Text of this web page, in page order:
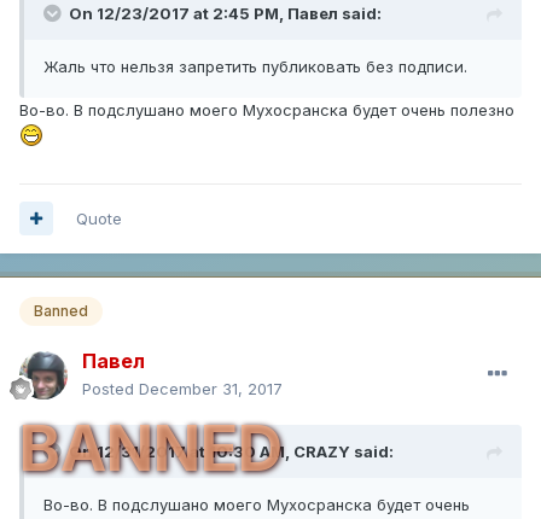
On 12/23/2017 at 2:45 PM, Павел said:
Жаль что нельзя запретить публиковать без подписи.
Во-во. В подслушано моего Мухосранска будет очень полезно
Quote
Banned
Павел
Posted December 31, 2017
BANNED
On 12/31/2017 at 10:30 AM, CRAZY said:
Во-во. В подслушано моего Мухосранска будет очень